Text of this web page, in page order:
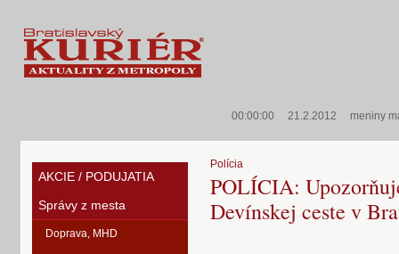
00:00:00 21.2.2012 meniny
AKCIE / PODUJATIA
Správy z mesta
Doprava, MHD
Polícia
POLÍCIA:
Devínskej ceste v